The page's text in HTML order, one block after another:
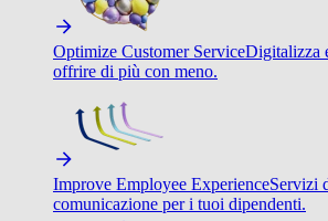
Optimize Customer ServiceDigitalizza
offrire di più con meno.
Improve Employee ExperienceServizi
comunicazione per i tuoi dipendenti.